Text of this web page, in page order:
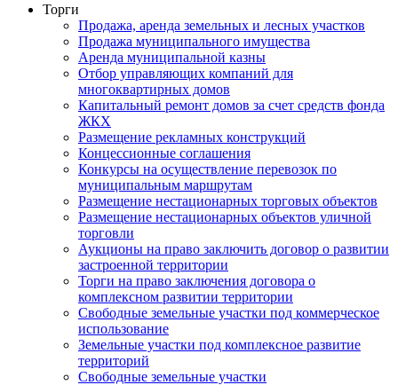
Торги
Продажа, аренда земельных и лесных участков
Продажа муниципального имущества
Аренда муниципальной казны
Отбор управляющих компаний для
многоквартирных домов
Капитальный ремонт домов за счет средств фонда
ЖКХ
Размещение рекламных конструкций
Концессионные соглашения
Конкурсы на осуществление перевозок по
муниципальным маршрутам
Размещение нестационарных торговых объектов
Размещение нестационарных объектов уличной
торговли
Аукционы на право заключить договор о развитии
застроенной территории
Торги на право заключения договора о
комплексном развитии территории
Свободные земельные участки под коммерческое
использование
Земельные участки под комплексное развитие
территорий
Свободные земельные участки